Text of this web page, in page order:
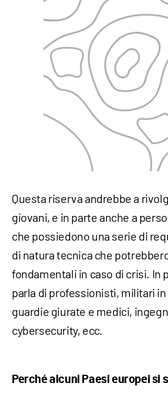
Questa riserva andrebbe a
giovani, e in parte anche a
che possiedono una serie di
di natura tecnica che
fondamentali in caso di crisi. In
parla di professionisti, militari
guardie giurate e medici,
cybersecurity, ecc.
Perché alcuni Paesi europei si